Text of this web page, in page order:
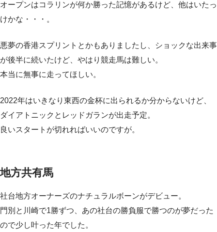
オープンはコラリンが何か勝った記憶があるけど、他はいたっ
けかな・・・。
悪夢の香港スプリントとかもありましたし、ショックな出来事
が後半に続いたけど、やはり競走馬は難しい。
本当に無事に走ってほしい。
2022年はいきなり東西の金杯に出られるか分からないけど、
ダイアトニックとレッドガランが出走予定。
良いスタートが切れればいいのですが。
地方共有馬
社台地方オーナーズのナチュラルボーンがデビュー。
門別と川崎で1勝ずつ、あの社台の勝負服で勝つのが夢だった
ので少し叶った年でした。